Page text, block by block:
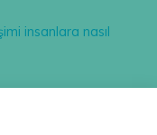
insanlara nasıl